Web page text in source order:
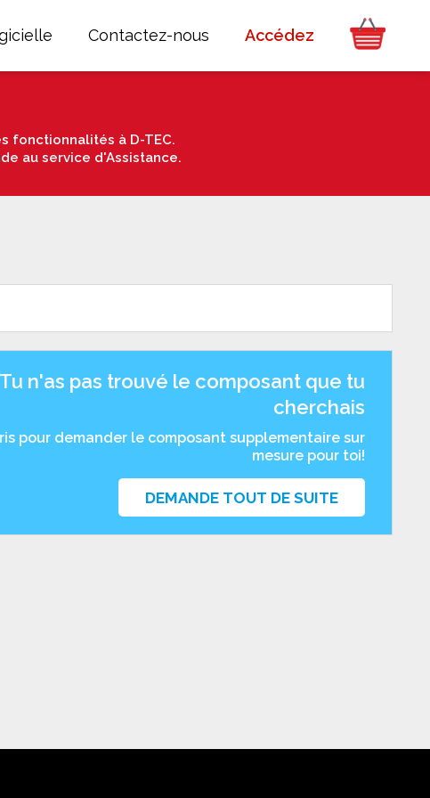
Contactez-nous Accédez
fonctionnalités à D-TEC.
au service d'Assistance.
Tu n'as pas trouvé le composant que tu
cherchais
pour demander le composant supplementaire sur
mesure pour toi!
DEMANDE TOUT DE SUITE